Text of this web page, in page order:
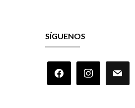
SÍGUENOS
facebook instagram